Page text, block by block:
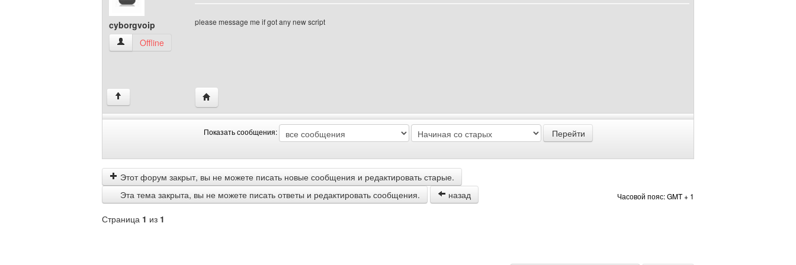
cyborgvoip
cyborgvoip Посмотреть профиль
Offline
please message me if got any new script
↑ Посетить сайт автора: cyborgvoip
Показать сообщения:
сообщения
by
Этот форум закрыт, вы не можете писать новые сообщения и редактировать старые.
Эта тема закрыта, вы не можете писать ответы и редактировать сообщения.
назад Часовой пояс: GMT + 1
Страница 1 из 1